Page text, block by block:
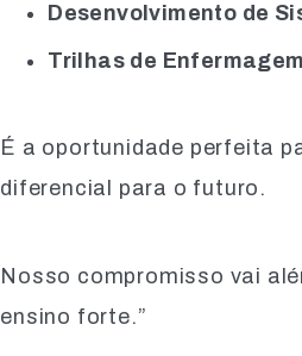
Desenvolvimento de
Trilhas de Enfermagem
É a oportunidade perfeita
diferencial para o futuro.
Nosso compromisso vai
ensino forte.”